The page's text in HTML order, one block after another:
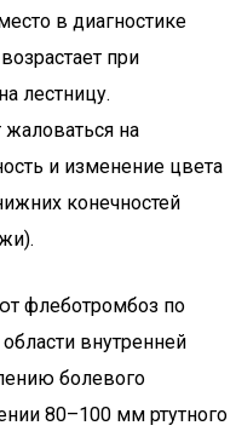
в диагностике
при
лестницу.
на
и изменение цвета
конечностей
флеботромбоз по
внутренней
болевого
80–100 мм ртутного